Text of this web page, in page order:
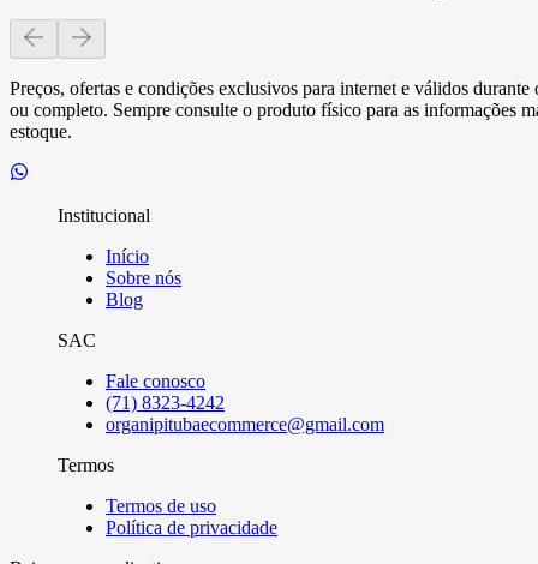
Preços, ofertas e condições exclusivos para internet e válidos
ou completo. Sempre consulte o produto físico para as informações
estoque.
Institucional
Início
Sobre nós
Blog
SAC
Fale conosco
(71) 8323-4242
organipitubaecommerce@gmail.com
Termos
Termos de uso
Política de privacidade